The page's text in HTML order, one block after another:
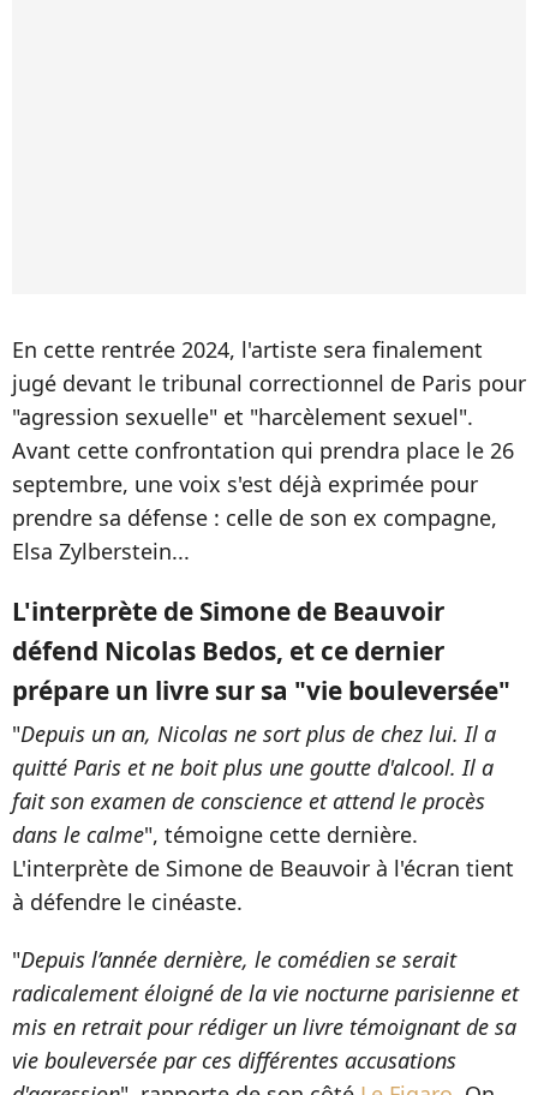
En cette rentrée 2024, l'artiste sera finalement
jugé devant le tribunal correctionnel de Paris pour
"agression sexuelle" et "harcèlement sexuel".
Avant cette confrontation qui prendra place le 26
septembre, une voix s'est déjà exprimée pour
prendre sa défense : celle de son ex compagne,
Elsa Zylberstein...
L'interprète de Simone de Beauvoir
défend Nicolas Bedos, et ce dernier
prépare un livre sur sa "vie bouleversée"
"Depuis un an, Nicolas ne sort plus de chez lui. Il a
quitté Paris et ne boit plus une goutte d'alcool. Il a
fait son examen de conscience et attend le procès
dans le calme", témoigne cette dernière.
L'interprète de Simone de Beauvoir à l'écran tient
à défendre le cinéaste.
"Depuis l’année dernière, le comédien se serait
radicalement éloigné de la vie nocturne parisienne et
mis en retrait pour rédiger un livre témoignant de sa
vie bouleversée par ces différentes accusations